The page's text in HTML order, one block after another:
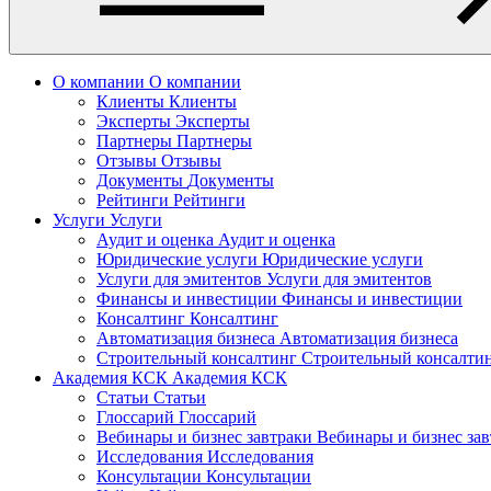
О компании О компании
Клиенты Клиенты
Эксперты Эксперты
Партнеры Партнеры
Отзывы Отзывы
Документы Документы
Рейтинги Рейтинги
Услуги Услуги
Аудит и оценка Аудит и оценка
Юридические услуги Юридические услуги
Услуги для эмитентов Услуги для эмитентов
Финансы и инвестиции Финансы и инвестиции
Консалтинг Консалтинг
Автоматизация бизнеса Автоматизация бизнеса
Строительный консалтинг Строительный
Академия КСК Академия КСК
Статьи Статьи
Глоссарий Глоссарий
Вебинары и бизнес завтраки Вебинары и бизнес
Исследования Исследования
Консультации Консультации